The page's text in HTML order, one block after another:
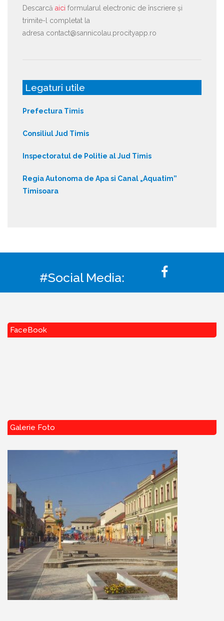
Descarcă aici formularul electronic de înscriere și
trimite-l completat la
adresa contact@sannicolau.procityapp.ro
Legaturi utile
Prefectura Timis
Consiliul Jud Timis
Inspectoratul de Politie al Jud Timis
Regia Autonoma de Apa si Canal „Aquatim”
Timisoara
#Social Media:
FaceBook
Galerie Foto